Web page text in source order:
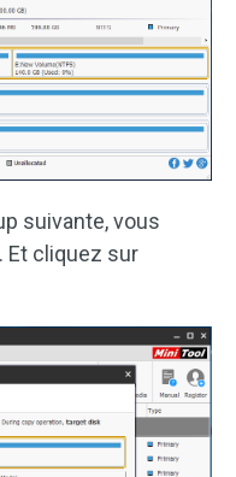
suivante, vous
Et cliquez sur